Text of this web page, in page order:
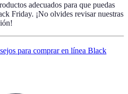
adecuados para que puedas
Friday. ¡No olvides revisar nuestras
para comprar en línea Black